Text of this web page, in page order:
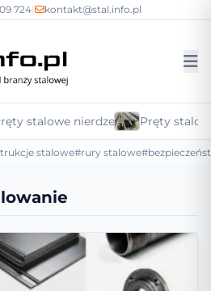
724| kontakt@stal.info.pl
stalowe nierdzewnePręty
stalowe#rury stalowe